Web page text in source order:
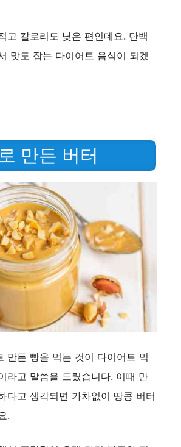
고 칼로리도 낮은 편인데요. 단백
맛도 잡는 다이어트 음식이 되겠
만든 버터
만든 빵을 먹는 것이 다이어트 먹
라고 말씀을 드렸습니다. 이때 만
다고 생각되면 가차없이 땅콩 버터
.